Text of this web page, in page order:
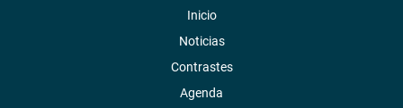
Inicio
Noticias
Contrastes
Agenda